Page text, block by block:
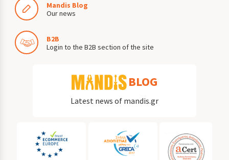
Mandis Blog
Our news
B2B
Login to the B2B section of the site
BLOG
Latest news of mandis.gr